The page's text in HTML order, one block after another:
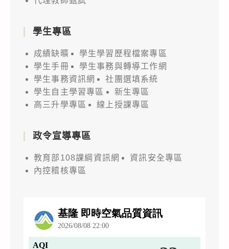
學生專區
成績缺曠
學生學習歷程檔案專區
學生手冊
學生事務與轉導工作網
學生事務資訊網
社團選填系統
學生自主學習專區
新生專區
高三升學專區
線上授課專區
政令宣導專區
教育部108課綱資訊網
資訊安全專區
內控稽核專區